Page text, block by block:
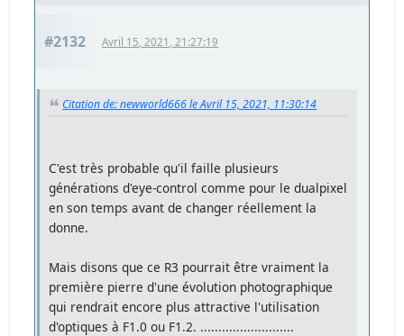
#2132 Avril 15, 2021, 21:27:19
Citation de: newworld666 le Avril 15, 2021, 11:30:14
C'est très probable qu'il faille plusieurs
générations d'eye-control comme pour le dualpixel
en son temps avant de changer réellement la
donne.
Mais disons que ce R3 pourrait être vraiment la
première pierre d'une évolution photographique
qui rendrait encore plus attractive l'utilisation
d'optiques à F1.0 ou F1.2. ..........................